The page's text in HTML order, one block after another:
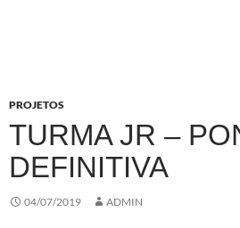
PROJETOS
TURMA JR –
DEFINITIVA
04/07/2019 ADMIN